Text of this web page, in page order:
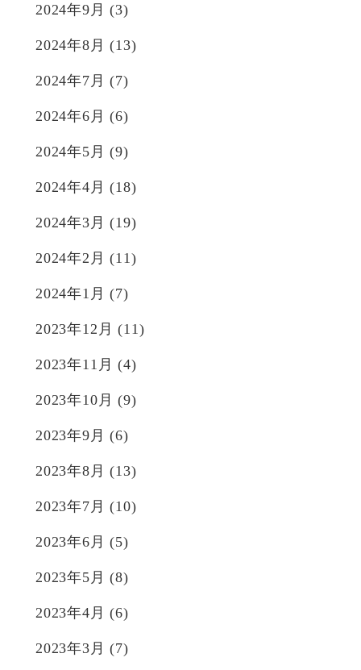
2024年9月 (3)
2024年8月 (13)
2024年7月 (7)
2024年6月 (6)
2024年5月 (9)
2024年4月 (18)
2024年3月 (19)
2024年2月 (11)
2024年1月 (7)
2023年12月 (11)
2023年11月 (4)
2023年10月 (9)
2023年9月 (6)
2023年8月 (13)
2023年7月 (10)
2023年6月 (5)
2023年5月 (8)
2023年4月 (6)
2023年3月 (7)